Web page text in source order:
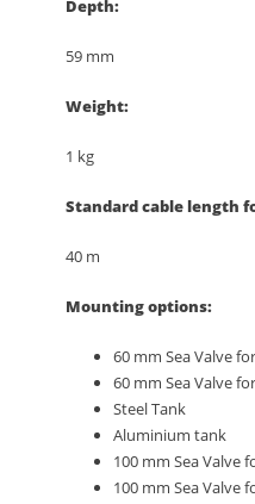
Depth:
59 mm
Weight:
1 kg
Standard cable length
40 m
Mounting options:
60 mm Sea Valve
60 mm Sea Valve
Steel Tank
Aluminium tank
100 mm Sea Valve
100 mm Sea Valve